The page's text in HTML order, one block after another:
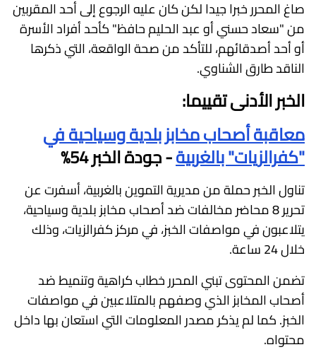
صاغ المحرر خبرا جيدا لكن كان عليه الرجوع إلى أحد المقربين
من "سعاد حسني أو عبد الحليم حافظ" كأحد أفراد الأسرة
أو أحد أصدقائهم، للتأكد من صحة الواقعة، التي ذكرها
الناقد طارق الشناوي.
الخبر الأدنى تقييما:
معاقبة أصحاب مخابز بلدية وسياحية في
"كفرالزيات" بالغربية- جودة الخبر 54%
تناول الخبر حملة من مديرية التموين بالغربية، أسفرت عن
تحرير 8 محاضر مخالفات ضد أصحاب مخابز بلدية وسياحية،
يتلاعبون في مواصفات الخبز، في مركز كفرالزيات، وذلك
خلال 24 ساعة.
تضمن المحتوى تبني المحرر خطاب كراهية وتنميط ضد
أصحاب المخابز الذي وصفهم بالمتلاعبين في مواصفات
الخبز. كما لم يذكر مصدر المعلومات التي استعان بها داخل
محتواه.